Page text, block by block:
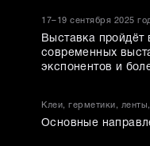
17–19 сентября 2025
Выставка
современных
экспонентов и
Клеи, герметики,
Основные